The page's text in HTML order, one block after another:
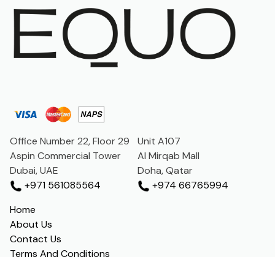
Office Number 22, Floor 29
Aspin Commercial Tower
Dubai, UAE
+971 561085564
Unit A107
Al Mirqab Mall
Doha, Qatar
+974 66765994
Home
About Us
Contact Us
Terms And Conditions